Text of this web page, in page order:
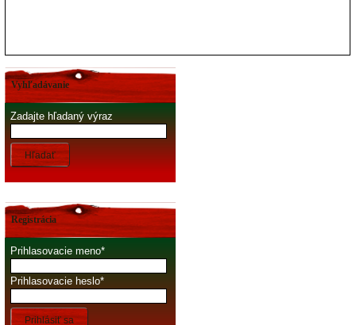
Vyhľadávanie
Zadajte hľadaný výraz
Hľadať
Registrácia
Prihlasovacie meno
Prihlasovacie heslo
Prihlásiť sa